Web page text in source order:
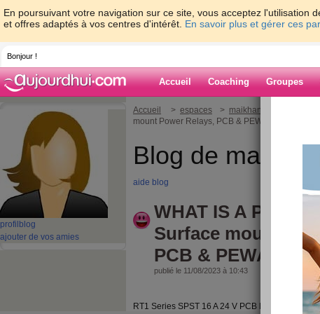
En poursuivant votre navigation sur ce site, vous acceptez l'utilisation
et offres adaptés à vos centres d'intérêt. En savoir plus et gérer ces
Bonjour !
Accueil Coaching Groupes
profil blog
ajouter de vos amies
Accueil > espaces > maikhanh100
>
mount Power Relays, PCB & PEWA power relays
Blog de
aide blog
WHAT IS A POWER
Surface mount
PCB & PEWA
publié le 11/08/2023 à 10:43
RT1 Series SPST 16 A 24 V PCB Mount General